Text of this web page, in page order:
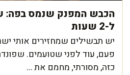
הכבש המפנק שנמס בפה:
ל-2 שעות
יש תבשילים שמחזירים אותי
פעם, עוד לפני שטועמים.
כזה, מסורתי, מחמם את ...